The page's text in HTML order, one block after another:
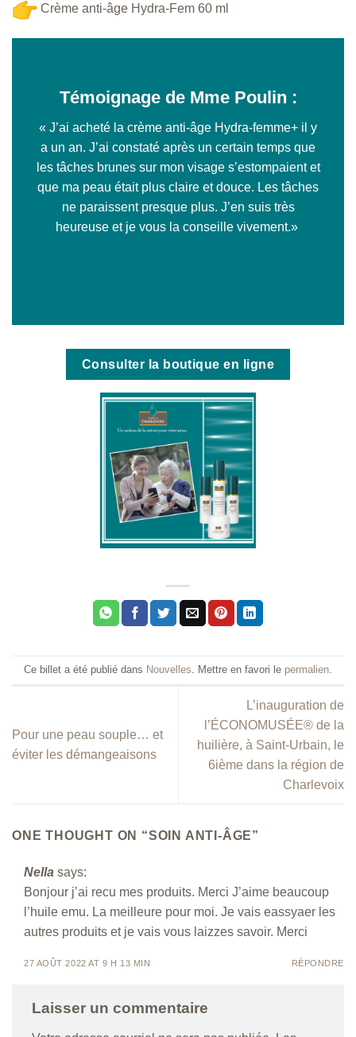
Crème anti-âge Hydra-Fem 60 ml
Témoignage de Mme Poulin :
« J’ai acheté la crème anti-âge Hydra-femme+ il y
a un an. J’ai constaté après un certain temps que
les tâches brunes sur mon visage s’estompaient et
que ma peau était plus claire et douce. Les tâches
ne paraissent presque plus. J’en suis très
heureuse et je vous la conseille vivement.»
Consulter la boutique en ligne
Ce billet a été publié dans Nouvelles . Mettre en favori le permalien
Pour une peau souple… et
éviter les démangeaisons
L’inauguration de
l’ÉCONOMUSÉE® de la
huilière, à Saint-Urbain, le
6ième dans la région de
Charlevoix
ONE THOUGHT ON “SOIN ANTI-ÂGE”
Nella says:
Bonjour j’ai recu mes produits. Merci J’aime beaucoup
l’huile emu. La meilleure pour moi. Je vais eassyaer les
autres produits et je vais vous laizzes savoir. Merci
27 AOÛT 2022 AT 9 H 13 MIN RÉPONDRE
Laisser un commentaire